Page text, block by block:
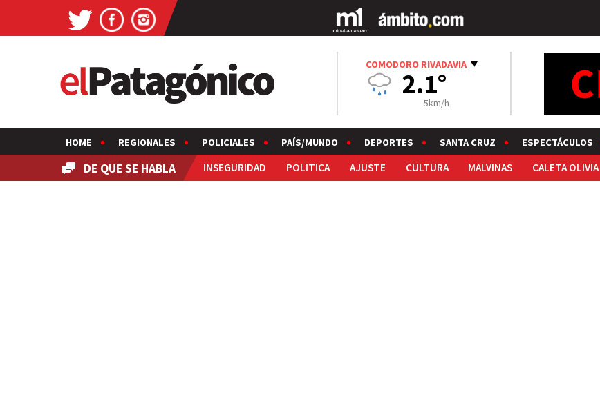
COMODORO RIVADAVIA
2.1°
5km/h
HOME REGIONALES POLICIALES PAÍS/MUNDO DEPORTES SANTA CRUZ ESPECTÁCULOS
DE QUE SE HABLA INSEGURIDAD POLITICA AJUSTE CULTURA MALVINAS CALETA OLIVIA